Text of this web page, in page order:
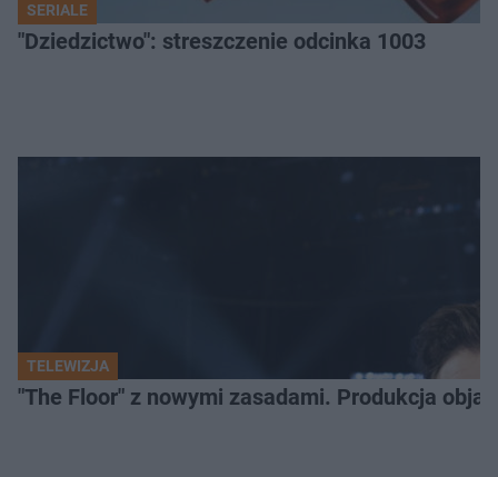
SERIALE
"Dziedzictwo": streszczenie odcinka 1003
TELEWIZJA
"The Floor" z nowymi zasadami. Produkcja